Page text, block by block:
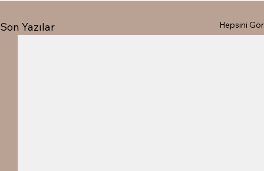
Son Yazılar Hepsini Gör